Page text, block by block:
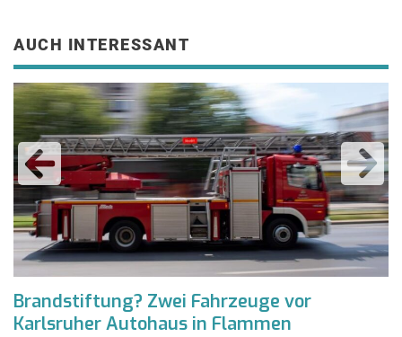
AUCH INTERESSANT
Brandstiftung? Zwei Fahrzeuge vor
Karlsruher Autohaus in Flammen